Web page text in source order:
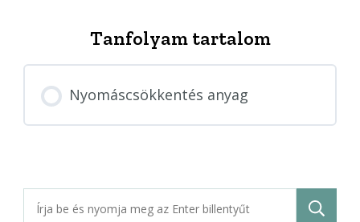
Tanfolyam tartalom
Nyomáscsökkentés anyag
Keresés: